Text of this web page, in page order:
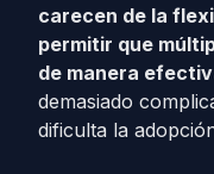
carecen de la
permitir que
de manera
demasiado
dificulta la